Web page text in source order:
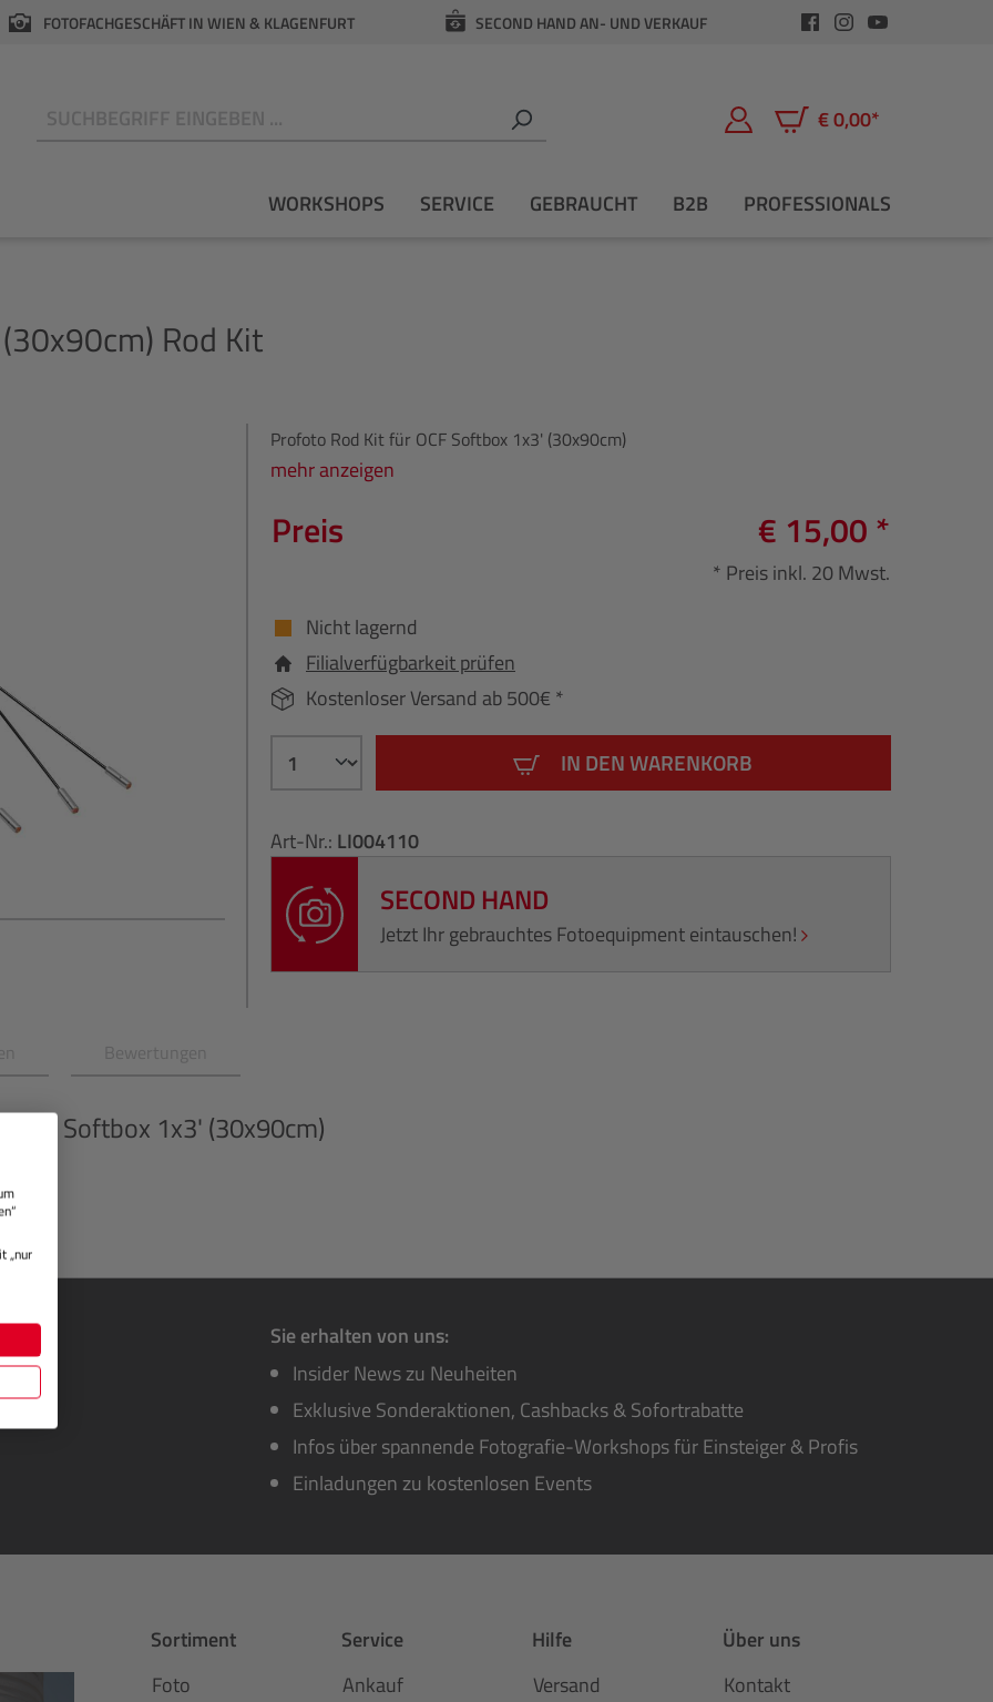
FOTOFACHGESCHÄFT IN WIEN & KLAGENFURT SECOND HAND AN- UND VERKAUF
€ 0,00*
Warenkorb enthält 0
WORKSHOPS SERVICE GEBRAUCHT B2B PROFESSIONALS
Rod Kit
Profoto Rod Kit für OCF Softbox 1x3' (30x90cm)
mehr anzeigen
Preis € 15,00 *
* Preis inkl. 20 Mwst.
Nicht lagernd
Filialverfügbarkeit prüfen
Kostenloser Versand ab 500€ *
IN DEN WARENKORB
Art-Nr.: LI004110
SECOND HAND
Jetzt Ihr gebrauchtes Fotoequipment eintauschen!
Bewertungen
OCF Softbox 1x3' (30x90cm)
Sie erhalten von uns:
Insider News zu Neuheiten
Exklusive Sonderaktionen, Cashbacks & Sofortrabatte
Infos über spannende Fotografie-Workshops für Einsteiger & Profis
Einladungen zu kostenlosen Events
Sortiment
Foto
Service
Ankauf
Hilfe
Versand
Über uns
Kontakt
„nur